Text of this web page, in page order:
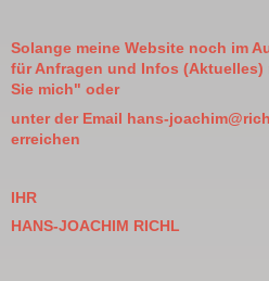
Solange meine Website noch im
für Anfragen und Infos
Sie mich" oder
unter der Email hans-
erreichen
IHR
HANS-JOACHIM RICHL